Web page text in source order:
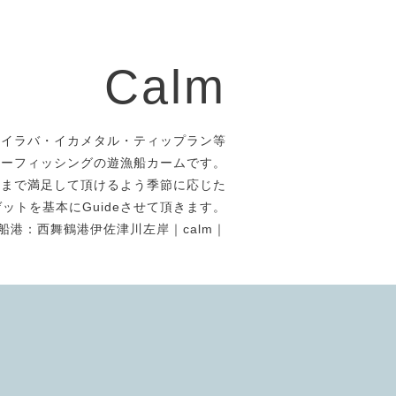
Calm
ラバ・イカメタル・ティップラン等
フィッシングの遊漁船カームです。
で満足して頂けるよう季節に応じた
トを基本にGuideさせて頂きます。
港：西舞鶴港伊佐津川左岸｜calm｜